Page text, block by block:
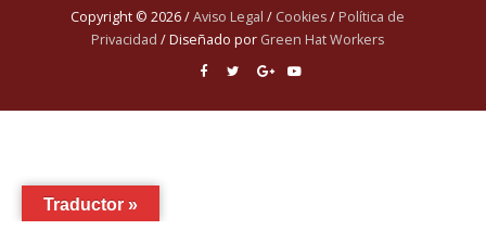
Copyright © 2026 /Aviso Legal / Cookies/ Política de
Privacidad / Diseñado por Green Hat Workers
Traductor »